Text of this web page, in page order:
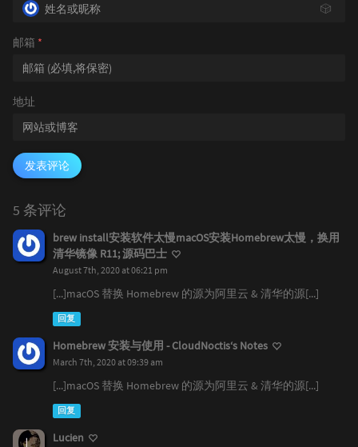
🎲
邮箱 *
地址
发表评论
5 条评论
brew install安装软件太慢macOS安装Homebrew太慢，换用
清华镜像 R11; 源码巴士
August 7th, 2020 at 06:21 pm
[...]macOS 替换 Homebrew 的源为阿里云 & 清华的源[...]
回复
Homebrew 安装与使用 - CloudNoctis‘s Notes
March 7th, 2020 at 09:39 am
[...]macOS 替换 Homebrew 的源为阿里云 & 清华的源[...]
回复
Lucien